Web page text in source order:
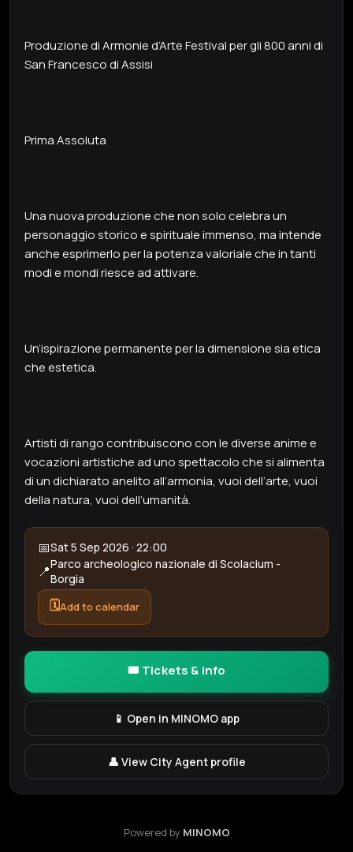
Produzione di Armonie d’Arte Festival per gli 800 anni di
San Francesco di Assisi
Prima Assoluta
Una nuova produzione che non solo celebra un
personaggio storico e spirituale immenso, ma intende
anche esprimerlo per la potenza valoriale che in tanti
modi e mondi riesce ad attivare.
Un’ispirazione permanente per la dimensione sia etica
che estetica.
Artisti di rango contribuiscono con le diverse anime e
vocazioni artistiche ad uno spettacolo che si alimenta
di un dichiarato anelito all’armonia, vuoi dell’arte, vuoi
della natura, vuoi dell’umanità.
📅Sat 5 Sep 2026 · 22:00
📍Parco archeologico nazionale di Scolacium -
Borgia
🗓️Add to calendar
🎟️ Tickets & info
📱 Open in MINOMO app
👤 View City Agent profile
Powered by MINOMO